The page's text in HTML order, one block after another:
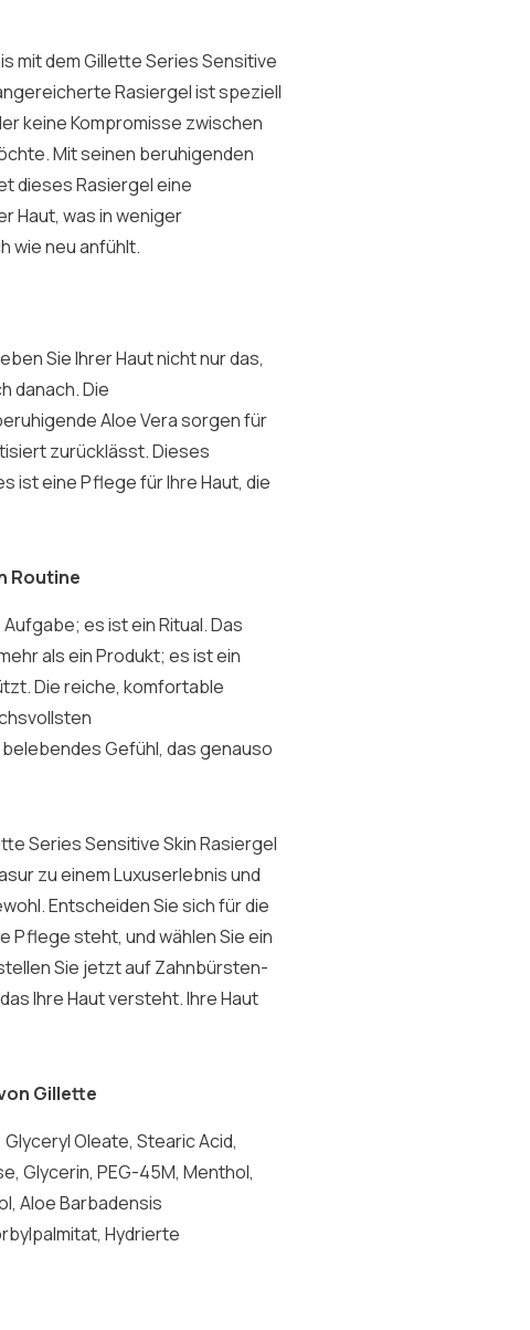
mit dem Gillette Series Sensitive
Rasiergel ist speziell
keine Kompromisse zwischen
Mit seinen beruhigenden
dieses Rasiergel eine
Haut, was in weniger
wie neu anfühlt.
Sie Ihrer Haut nicht nur das,
danach. Die
Aloe Vera sorgen für
zurücklässt. Dieses
ist eine Pflege für Ihre Haut, die
Routine
es ist ein Ritual. Das
als ein Produkt; es ist ein
Die reiche, komfortable
Gefühl, das genauso
Series Sensitive Skin Rasiergel
zu einem Luxuserlebnis und
Entscheiden Sie sich für die
Pflege steht, und wählen Sie ein
Sie jetzt auf Zahnbürsten-
Ihre Haut versteht. Ihre Haut
Gillette
Oleate, Stearic Acid,
Glycerin, PEG-45M, Menthol,
Aloe Barbadensis
Hydrierte